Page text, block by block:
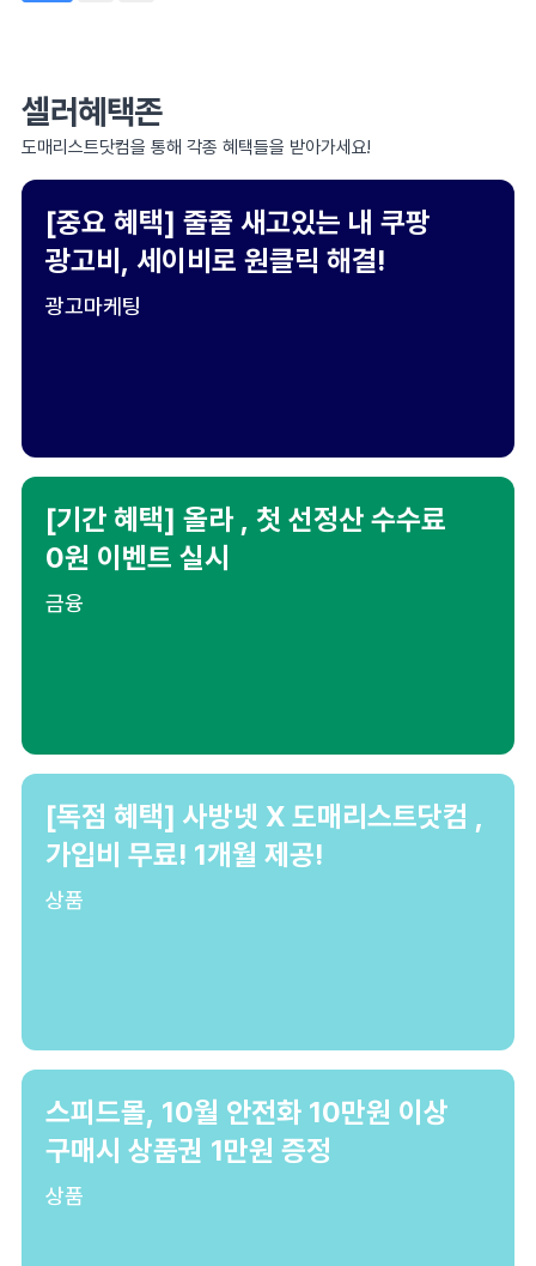
셀러혜택존
도매리스트닷컴을 통해 각종 혜택들을 받아가세요!
[중요 혜택] 줄줄 새고있는 내 쿠팡
광고비, 세이비로 원클릭 해결!
광고마케팅
[기간 혜택] 올라 , 첫 선정산 수수료
0원 이벤트 실시
금융
[독점 혜택] 사방넷 X 도매리스트닷컴 ,
가입비 무료! 1개월 제공!
상품
스피드몰, 10월 안전화 10만원 이상
구매시 상품권 1만원 증정
상품